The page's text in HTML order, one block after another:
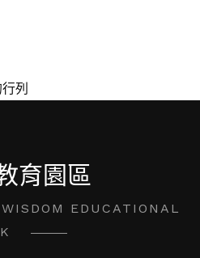
列
育園區
EDUCATIONAL